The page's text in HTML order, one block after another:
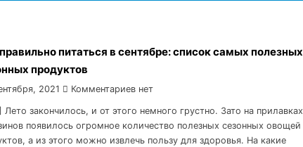
питаться в сентябре: список самых полезных
продуктов
2021 Комментариев нет
Лето закончилось, и от этого немного грустно. Зато на прилавках
появилось огромное количество полезных сезонных овощей
а из этого можно извлечь пользу для здоровья. На какие